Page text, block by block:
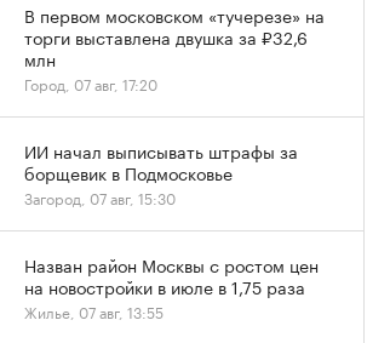
В первом московском «тучерезе» на
торги выставлена двушка за ₽32,6
млн
Город, 07 авг, 17:20
ИИ начал выписывать штрафы за
борщевик в Подмосковье
Загород, 07 авг, 15:30
Назван район Москвы с ростом цен
на новостройки в июле в 1,75 раза
Жилье, 07 авг, 13:55